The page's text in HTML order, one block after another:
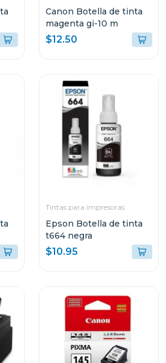
Canon Botella de tinta
magenta gi-10 m
$12.50
Tintas para impresoras
Epson Botella de tinta
t664 negra
$10.95